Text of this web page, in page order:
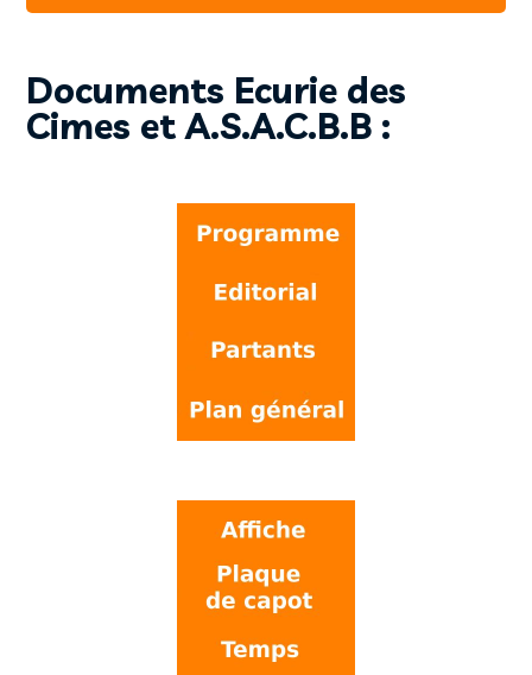
Documents Ecurie des
Cimes et A.S.A.C.B.B :